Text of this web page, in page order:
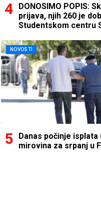
DONOSIMO POPIS:
prijava, njih 260 je
Studentskom centru
NOVOSTI
Danas počinje isplata
mirovina za srpanj u